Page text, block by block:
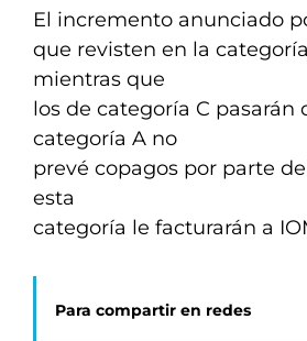
El incremento anunciado
que revisten en la
mientras que
los de categoría C pasarán
categoría A no
prevé copagos por parte
esta
categoría le facturarán a
Para compartir en redes